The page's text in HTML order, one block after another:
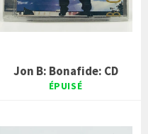
Jon B: Bonafide: CD
ÉPUISÉ